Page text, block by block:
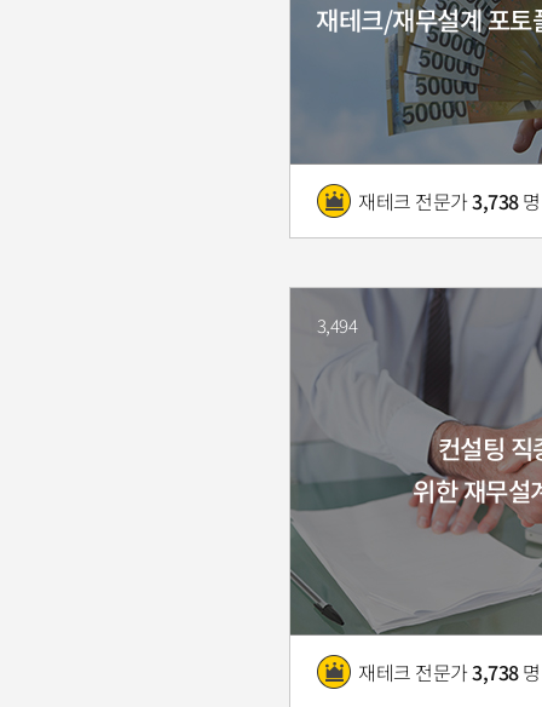
재테크/재무설계 포토
재테크 전문가3,738명
컨설팅 직
위한 재무설
재테크 전문가3,738명
3,494